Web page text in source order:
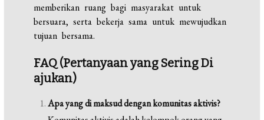
memberikan ruang bagi masyarakat untuk
bersuara, serta bekerja sama untuk mewujudkan
tujuan bersama.
FAQ (Pertanyaan yang Sering Di
ajukan)
Apa yang di maksud dengan komunitas aktivis?